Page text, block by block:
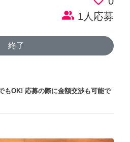
people_alt 1人応募
終了
もOK! 応募の際に金額交渉も可能で